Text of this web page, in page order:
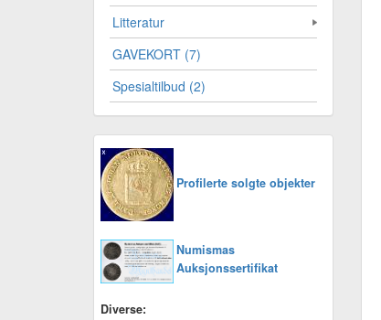
Litteratur
GAVEKORT (7)
Spesialtilbud (2)
Profilerte solgte objekter
Numismas
Auksjonssertifikat
Diverse: